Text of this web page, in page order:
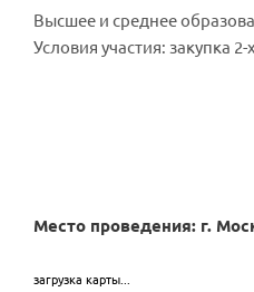
Высшее и среднее
Условия участия: закупка
Место проведения: г.
загрузка карты...